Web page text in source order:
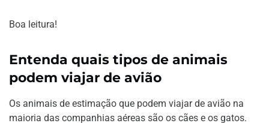
Boa leitura!
Entenda quais tipos de animais
podem viajar de avião
Os animais de estimação que podem viajar de avião na
maioria das companhias aéreas são os cães e os gatos.